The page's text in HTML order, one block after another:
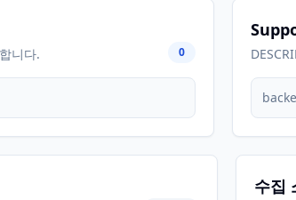
니다. 0
수집